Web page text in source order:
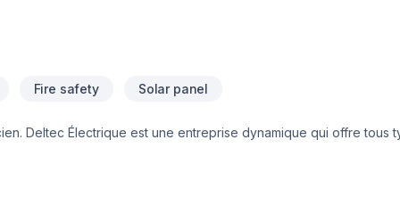
Fire safety Solar panel
travaux
disponibilité pour répondre aux besoins de nos clients. La